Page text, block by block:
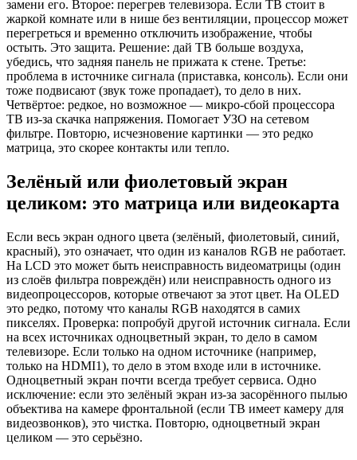
замени его. Второе: перегрев телевизора. Если ТВ стоит в
жаркой комнате или в нише без вентиляции, процессор может
перегреться и временно отключить изображение, чтобы
остыть. Это защита. Решение: дай ТВ больше воздуха,
убедись, что задняя панель не прижата к стене. Третье:
проблема в источнике сигнала (приставка, консоль). Если они
тоже подвисают (звук тоже пропадает), то дело в них.
Четвёртое: редкое, но возможное — микро-сбой процессора
ТВ из-за скачка напряжения. Помогает УЗО на сетевом
фильтре. Повторю, исчезновение картинки — это редко
матрица, это скорее контакты или тепло.
Зелёный или фиолетовый экран
целиком: это матрица или видеокарта
Если весь экран одного цвета (зелёный, фиолетовый, синий,
красный), это означает, что один из каналов RGB не работает.
На LCD это может быть неисправность видеоматрицы (один
из слоёв фильтра повреждён) или неисправность одного из
видеопроцессоров, которые отвечают за этот цвет. На OLED
это редко, потому что каналы RGB находятся в самих
пикселях. Проверка: попробуй другой источник сигнала. Если
на всех источниках одноцветный экран, то дело в самом
телевизоре. Если только на одном источнике (например,
только на HDMI1), то дело в этом входе или в источнике.
Одноцветный экран почти всегда требует сервиса. Одно
исключение: если это зелёный экран из-за засорённого пылью
объектива на камере фронтальной (если ТВ имеет камеру для
видеозвонков), это чистка. Повторю, одноцветный экран
целиком — это серьёзно.